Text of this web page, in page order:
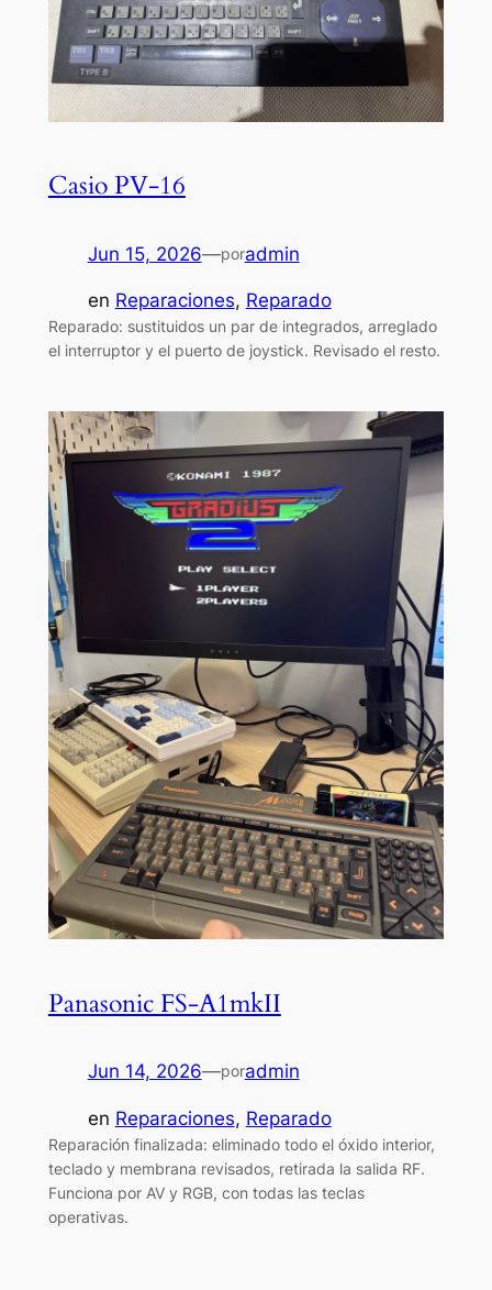
Casio PV-16
Jun 15, 2026—poradmin
en Reparaciones, Reparado
Reparado: sustituidos un par de integrados, arreglado
el interruptor y el puerto de joystick. Revisado el resto.
Panasonic FS-A1mkII
Jun 14, 2026—poradmin
en Reparaciones, Reparado
Reparación finalizada: eliminado todo el óxido interior,
teclado y membrana revisados, retirada la salida RF.
Funciona por AV y RGB, con todas las teclas
operativas.